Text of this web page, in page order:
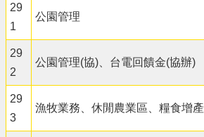
29
1
公園管理
29
2
公園管理(協)、台電回饋金(協辦)
29
3
漁牧業務、休閒農業區、糧食增產